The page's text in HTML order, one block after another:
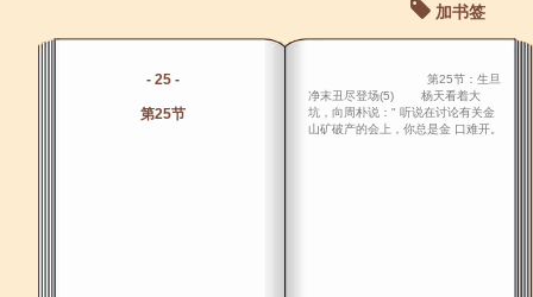
加书签
- 25 -
第25节
第25节：生旦
净末丑尽登场(5) 杨天看着大
坑，向周朴说：" 听说在讨论有关金
山矿破产的会上，你总是金 口难开。